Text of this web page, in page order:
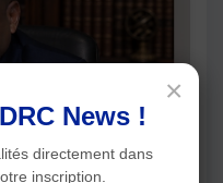
×
News !
directement dans
inscription.